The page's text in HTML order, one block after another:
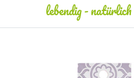
lebendig-natürlich